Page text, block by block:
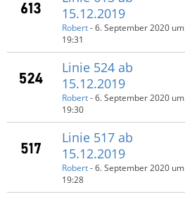
15.12.2019
Robert-6. September 2020 um
19:31
Linie 524 ab
15.12.2019
Robert-6. September 2020 um
19:30
Linie 517 ab
15.12.2019
Robert-6. September 2020 um
19:28